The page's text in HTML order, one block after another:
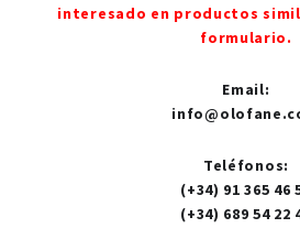
interesado en productos
formulario.
Email:
Teléfonos:
(+34) 91 365 46
(+34) 689 54 22